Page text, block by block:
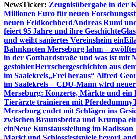
NewsTicker: Zeugnisübergabe in der
Millionen Euro für neuen
neuen FeldkochherdAndreas Rumi
feiert 95 Jahre und ihre Geschichte
und weiht saniertes Vereinsheim ein
Bahnknoten Merseburg lahm –
in der Gotthardstraße und was ist mit
gestohlenHerrschergeschichten aus
im Saalekreis„Frei heraus“ Alfred
im Saalekreis – CDU-Mann wird
Merseburg: Konzerte, Märkte und ein
Tierärzte trainieren mit Pferdedummy
Merseburg endet mit Schlägen ins
zwischen Braunsbedra und Krumpa
einNeue Kunstausstellung im